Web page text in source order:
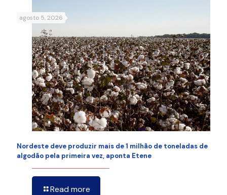
agosto 5, 2026
Nordeste deve produzir mais de 1 milhão de toneladas de
algodão pela primeira vez, aponta Etene
Read more